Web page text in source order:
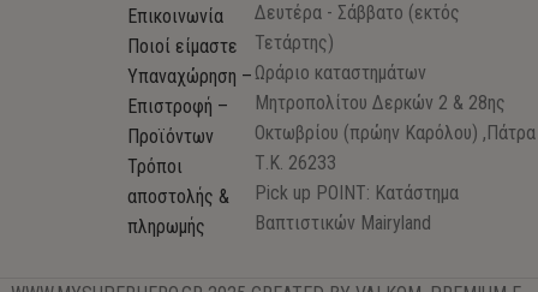
Επικοινωνία
Ποιοί είμαστε
Υπαναχώρηση –
Επιστροφή –
Προϊόντων
Τρόποι
αποστολής &
πληρωμής
Δευτέρα - Σάββατο (εκτός
Τετάρτης)
Ωράριο καταστημάτων
Μητροπολίτου Δερκών 2 & 28ης
Οκτωβρίου (πρώην Καρόλου) ,Πάτρα
Τ.Κ. 26233
Pick up POINT: Κατάστημα
Βαπτιστικών Mairyland